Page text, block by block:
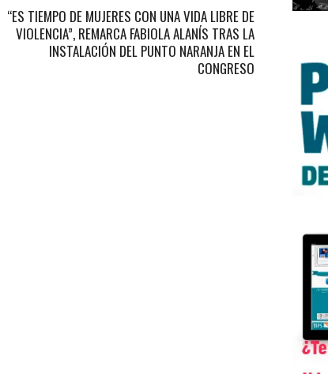
“ES TIEMPO DE MUJERES CON UNA VIDA LIBRE DE
VIOLENCIA”, REMARCA FABIOLA ALANÍS TRAS LA
INSTALACIÓN DEL PUNTO NARANJA EN EL
CONGRESO